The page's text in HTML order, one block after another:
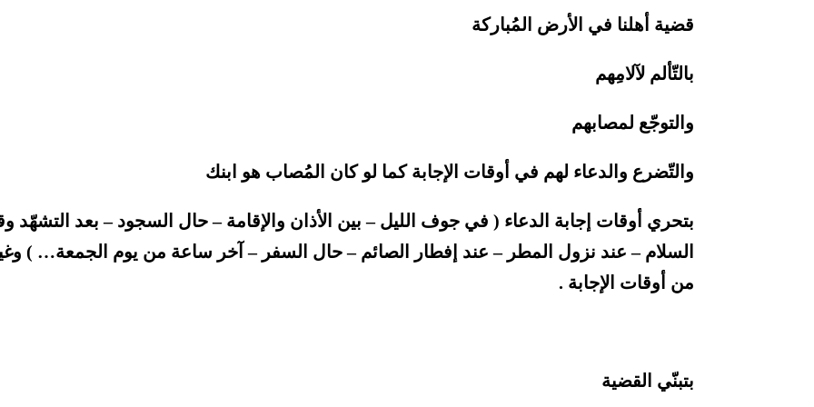
قضية أهلنا في الأرض المُباركة
بالتّألم لآلامِهم
والتوجّع لمصابهم
والتّضرع والدعاء لهم في أوقات الإجابة كما لو كان المُصاب هو ابنك
بتحري أوقات إجابة الدعاء ( في جوف الليل – بين الأذان والإقامة – حال السجود – بعد التشهّد
السلام – عند نزول المطر – عند إفطار الصائم – حال السفر – آخر ساعة من يوم الجمعة… )
من أوقات الإجابة .
بتبنّي القضية